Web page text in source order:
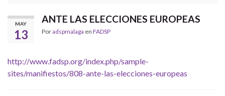
MAY
13
ANTE LAS ELECCIONES EUROPEAS
Poradspmalaga en FADSP
http://www.fadsp.org/index.php/sample-
sites/manifiestos/808-ante-las-elecciones-europeas